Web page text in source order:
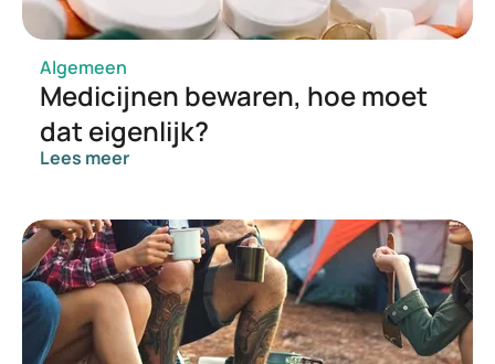
Algemeen
Medicijnen bewaren, hoe moet
dat eigenlijk?
Lees meer